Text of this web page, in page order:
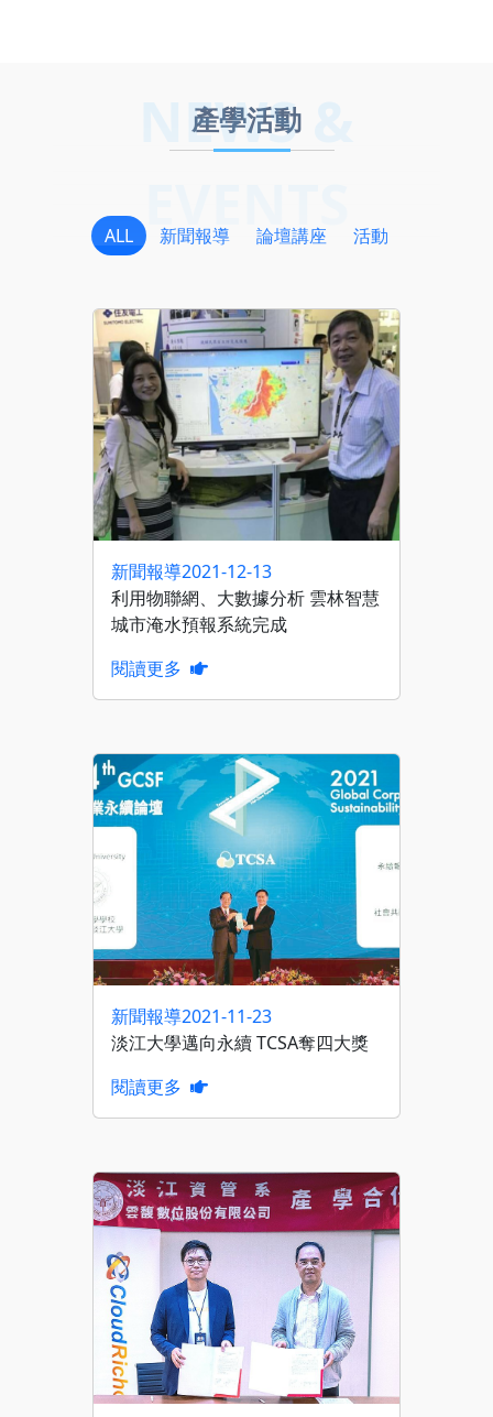
產學活動
NEWS &
EVENTS
ALL 新聞報導 論壇講座 活動
新聞報導2021-12-13
利用物聯網、大數據分析 雲林智慧
城市淹水預報系統完成
閱讀更多
新聞報導2021-11-23
淡江大學邁向永續 TCSA奪四大獎
閱讀更多